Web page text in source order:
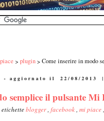
plugin Come inserire in modo
- aggiornato il 22/08/2013 |
semplice il pulsante Mi
etichetteblogger, facebook, mi piace,